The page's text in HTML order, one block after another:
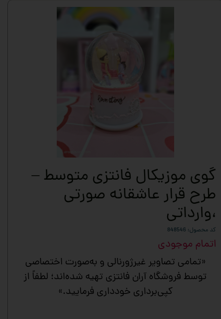
گوی موزیکال فانتزی متوسط –
طرح قرار عاشقانه صورتی
،وارداتی
کد محصول: 848546
اتمام موجودی
«تمامی تصاویر غیرژورنالی و به‌صورت اختصاصی
توسط فروشگاه آران فانتزی تهیه شده‌اند؛ لطفاً از
کپی‌برداری خودداری فرمایید.»